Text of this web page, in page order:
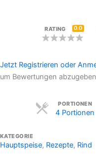
RATING 0.0
Jetzt Registrieren oder
um Bewertungen
PORTIONEN
4 Portionen
KATEGORIE
Hauptspeise, Rezepte, Rind